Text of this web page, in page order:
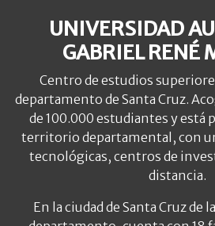
UNIVERSIDAD
GABRIEL RENÉ
Centro de estudios
departamento de Santa Cruz.
de 100.000 estudiantes y está
territorio departamental, con
tecnológicas, centros de
distancia.
En la ciudad de Santa Cruz de